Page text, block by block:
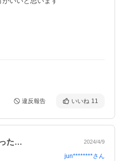
違反報告 いいね 11
た… 2024/4/9
jun********さん